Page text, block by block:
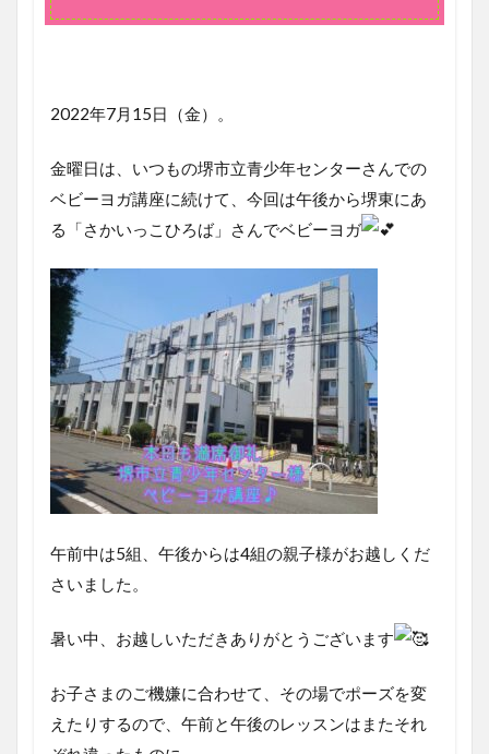
での
ガ講
座
2
市
立
青
少
年
セ
ン
タ
ー
さ
ん
の
座
定
講
座♪
3
レッ
2022年7月15日（金）。
金曜日は、いつもの堺市立青少年センターさんでの
ベビーヨガ講座に続けて、今回は午後から堺東にあ
る「さかいっこひろば」さんでベビーヨガ
午前中は5組、午後からは4組の親子様がお越しくだ
さいました。
暑い中、お越しいただきありがとうございます
お子さまのご機嫌に合わせて、その場でポーズを変
えたりするので、午前と午後のレッスンはまたそれ